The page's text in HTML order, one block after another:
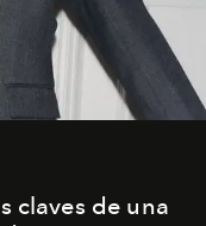
claves de una